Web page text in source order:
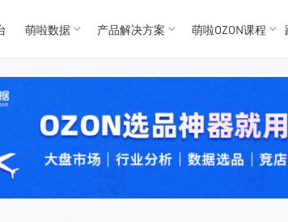
For
For
TK
TK
萌啦数据 产品解决方案 萌啦OZON课程